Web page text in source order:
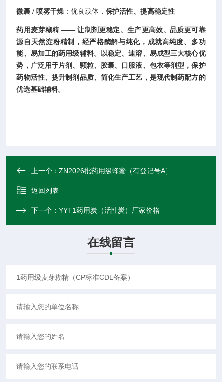
微囊 / 喷雾干燥 ：优良载体，保护活性、提高稳定性
药用麦芽糊精 —— 让制剂更稳定、生产更高效、品质更可靠
源自天然淀粉精制，经严格酶解与纯化，成就高纯度、多功
能、易加工的药用级辅料。以稳定、速溶、易成型三大核心优
势，广泛用于片剂、颗粒、胶囊、口服液、包衣等剂型，保护
药物活性、提升制剂品质、简化生产工艺 ，是现代制药配方的
优选基础辅料。
上一个：ZN2026批药用级蜂蜜（有登记号A）
返回列表
下一个：YYT1药用炭（活性炭）厂家价格
在线留言